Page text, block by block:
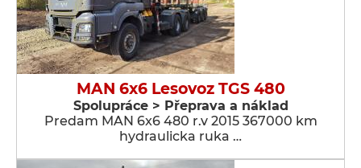
MAN 6x6 Lesovoz TGS 480
Spolupráce > Přeprava a náklad
Predam MAN 6x6 480 r.v 2015 367000 km
hydraulicka ruka …